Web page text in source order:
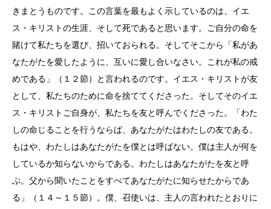
きまとうものです。この言葉を最もよく示しているのは、イエ
ス・キリストの生涯、そして死であると思います。ご自分の命を
賭けて私たちを選び、招いておられる。そしてそこから「私があ
なたがたを愛したように、互いに愛し合いなさい。これが私の戒
めである」（１２節）と言われるのです。イエス・キリストが友
として、私たちのために命を捨ててくださった。そしてそのイエ
ス・キリストご自身が、私たちを友と呼んでくださった。「わた
しの命じることを行うならば、あなたがたはわたしの友である。
もはや、わたしはあなたがたを僕とは呼ばない。僕は主人が何を
しているか知らないからである。わたしはあなたがたを友と呼
ぶ。父から聞いたことをすべてあなたがたに知らせたからであ
る」（１４～１５節）。僕、召使いは、主人の言われたとおりに